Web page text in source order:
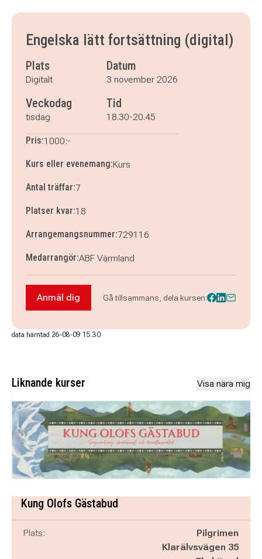
tisdag 17 november 2026
klockan 18.30–20.45
tisdag 24 november 2026klockan 18.30–20.45
tisdag 1 december 2026
tisdag 8 december 2026
klockan 18.30–20.45
tisdag 15 december 2026
Engelska lätt fortsättning (digital)
Plats
Digitalt
Datum
3 november 2026
Veckodag
tisdag
Tid
18.30-20.45
Pris:1000:-
Kurs eller evenemang:Kurs
Antal träffar:7
Platser kvar:18
Arrangemangsnummer:729116
Medarrangör:ABF Värmland
Anmäl dig till Engelska lätt fortsättning (digital)
Anmäl dig Gå tillsammans, dela kursen:
data hämtad 26-08-09 15.30
Liknande kurser Visa nära mig
Kung Olofs Gästabud
Plats:
Pilgrimen
Klarälvsvägen 35